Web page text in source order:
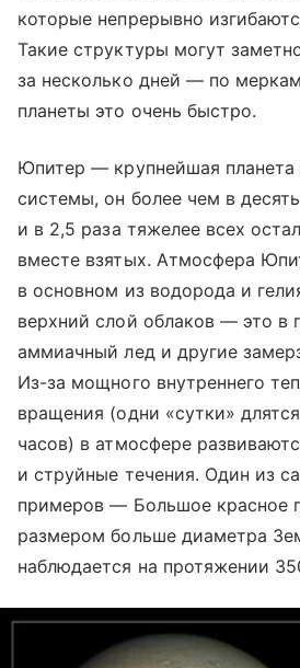
которые непрерывно
Такие структуры могут
за несколько дней — по
планеты это очень быстро.
Юпитер — крупнейшая планета
системы, он более чем в
и в 2,5 раза тяжелее всех
вместе взятых. Атмосфера
в основном из водорода и
верхний слой облаков — это в
аммиачный лед и другие
Из-за мощного внутреннего
вращения (одни «сутки»
часов) в атмосфере
и струйные течения. Один из
примеров — Большое красное
размером больше диаметра
наблюдается на протяжении